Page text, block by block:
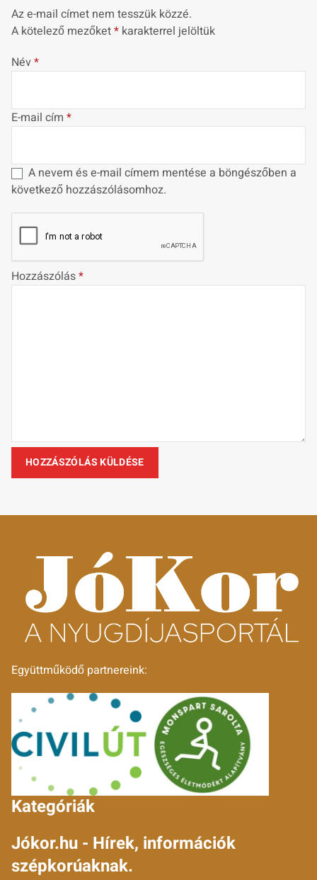
Az e-mail címet nem tesszük közzé.
A kötelező mezőket* karakterrel jelöltük
Név*
E-mail cím *
A nevem és e-mail címem mentése a böngészőben a
következő hozzászólásomhoz.
Hozzászólás*
Együttműködő partnereink:
Kategóriák
Jókor.hu - Hírek, információk
szépkorúaknak.